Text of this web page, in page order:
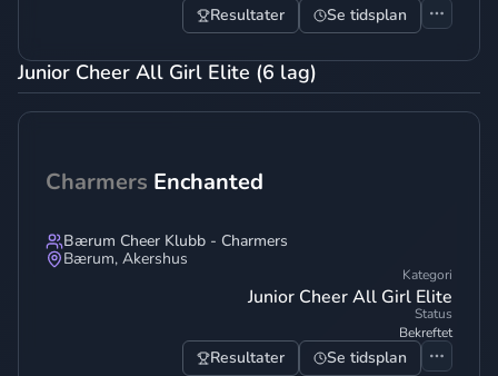
Resultater Se tidsplan
Junior Cheer All Girl Elite (6 lag)
Charmers Enchanted
Bærum Cheer Klubb - Charmers
Bærum, Akershus
Kategori
Junior Cheer All Girl Elite
Status
Bekreftet
Resultater Se tidsplan